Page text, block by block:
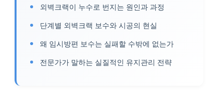
외벽크랙이 누수로 번지는 원인과 과정
단계별 외벽크랙 보수와 시공의 현실
왜 임시방편 보수는 실패할 수밖에 없는가
전문가가 말하는 실질적인 유지관리 전략